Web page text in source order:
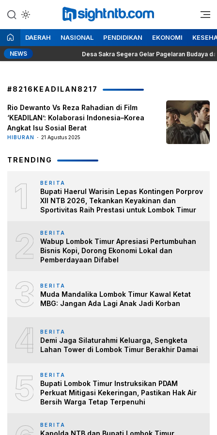
ke
konten
Insight NTB
Berita Seputar NTB
DAERAH NASIONAL PENDIDIKAN EKONOMI
NEWS Desa Sakra Segera Gelar Pagelaran Budaya dan
#8216KEADILAN8217
Rio Dewanto Vs Reza Rahadian di Film
‘KEADILAN’: Kolaborasi Indonesia–Korea
Angkat Isu Sosial Berat
HIBURAN 21 Agustus 2025
TRENDING
1 BERITA
Bupati Haerul Warisin Lepas Kontingen Porprov
XII NTB 2026, Tekankan Keyakinan dan
Sportivitas Raih Prestasi untuk Lombok Timur
2 BERITA
Wabup Lombok Timur Apresiasi Pertumbuhan
Bisnis Kopi, Dorong Ekonomi Lokal dan
Pemberdayaan Difabel
3 BERITA
Muda Mandalika Lombok Timur Kawal Ketat
MBG: Jangan Ada Lagi Anak Jadi Korban
4 BERITA
Demi Jaga Silaturahmi Keluarga, Sengketa
Lahan Tower di Lombok Timur Berakhir Damai
5 BERITA
Bupati Lombok Timur Instruksikan PDAM
Perkuat Mitigasi Kekeringan, Pastikan Hak Air
Bersih Warga Tetap Terpenuhi
BERITA
Kapolda NTB dan Bupati Lombok Timur